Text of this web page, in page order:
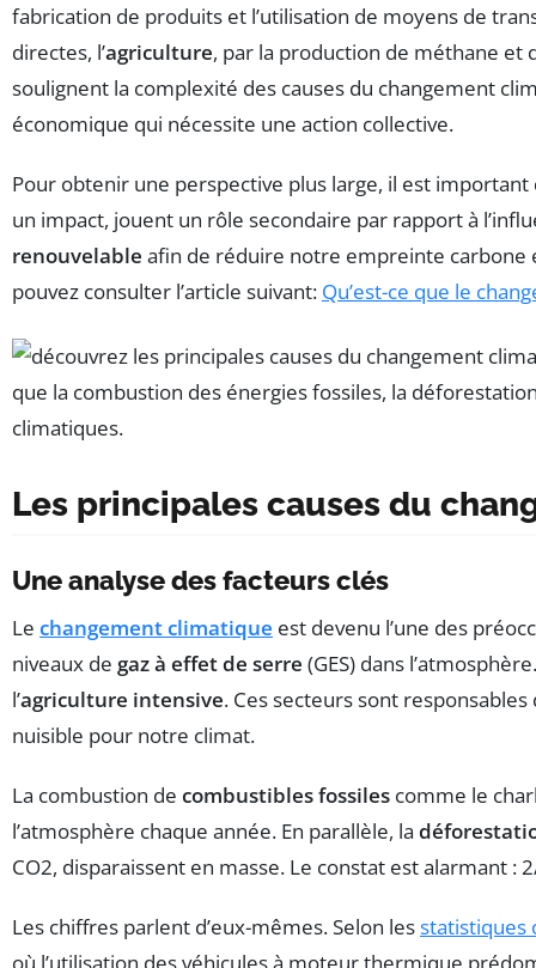
fabrication de produits et l’utilisation de moyens de
directes, l’agriculture, par la production de méthane et
soulignent la complexité des causes du changement
économique qui nécessite une action collective.
Pour obtenir une perspective plus large, il est
un impact, jouent un rôle secondaire par rapport à
renouvelable afin de réduire notre empreinte carbone
pouvez consulter l’article suivant: Qu’est-ce que le
Les principales causes du
Une analyse des facteurs clés
Le changement climatique est devenu l’une des
niveaux de gaz à effet de serre (GES) dans
l’agriculture intensive. Ces secteurs sont
nuisible pour notre climat.
La combustion de combustibles fossiles comme le
l’atmosphère chaque année. En parallèle, la
CO2, disparaissent en masse. Le constat est alarmant
Les chiffres parlent d’eux-mêmes. Selon lesstatistiques
où l’utilisation des véhicules à moteur thermique